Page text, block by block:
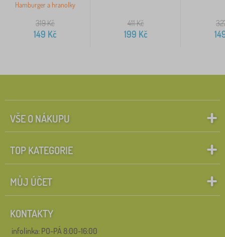
Hamburger a hranolky
319Kč
149 Kč
411Kč
199 Kč
VŠE O NÁKUPU
TOP KATEGORIE
MŮJ ÚČET
KONTAKTY
infolinka: PO-PÁ 8:00-16:00